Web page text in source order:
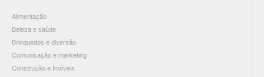
Alimentação
Beleza e saúde
Brinquedos e diversão
Comunicação e marketing
Construção e Imóveis